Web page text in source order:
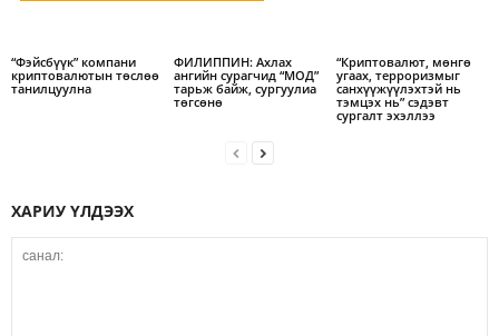
“Фэйсбүүк” компани
криптовалютын төслөө
танилцуулна
ФИЛИППИН: Ахлах
ангийн сурагчид “МОД”
тарьж байж, сургуулиа
төгсөнө
“Криптовалют, мөнгө
угаах, терроризмыг
санхүүжүүлэхтэй нь
тэмцэх нь” сэдэвт
сургалт эхэллээ
ХАРИУ ҮЛДЭЭХ